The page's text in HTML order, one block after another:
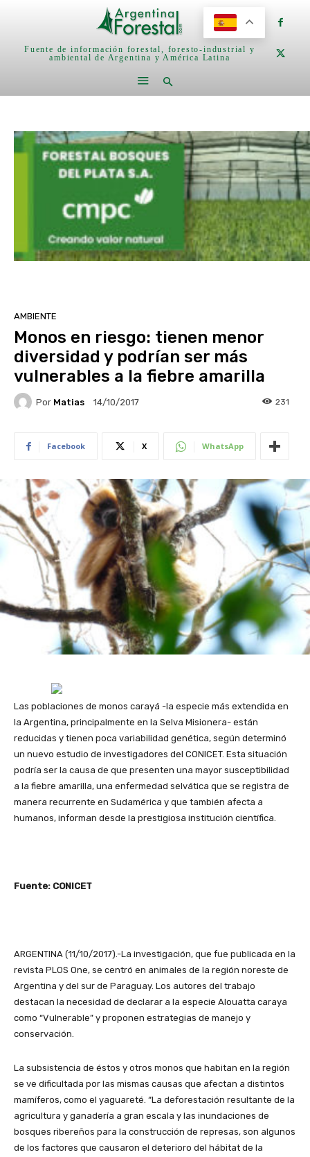
Fuente de información forestal, foresto-industrial y
ambiental de Argentina y América Latina
AMBIENTE
Monos en riesgo: tienen menor
diversidad y podrían ser más
vulnerables a la fiebre amarilla
Por Matias 14/10/2017 231
Facebook X WhatsApp
Las poblaciones de monos carayá -la especie más extendida en
la Argentina, principalmente en la Selva Misionera- están
reducidas y tienen poca variabilidad genética, según determinó
un nuevo estudio de investigadores del CONICET. Esta situación
podría ser la causa de que presenten una mayor susceptibilidad
a la fiebre amarilla, una enfermedad selvática que se registra de
manera recurrente en Sudamérica y que también afecta a
humanos, informan desde la prestigiosa institución científica.
Fuente: CONICET
ARGENTINA (11/10/2017).-La investigación, que fue publicada en la
revista PLOS One, se centró en animales de la región noreste de
Argentina y del sur de Paraguay. Los autores del trabajo
destacan la necesidad de declarar a la especie Alouatta caraya
como “Vulnerable” y proponen estrategias de manejo y
conservación.
La subsistencia de éstos y otros monos que habitan en la región
se ve dificultada por las mismas causas que afectan a distintos
mamíferos, como el yaguareté. “La deforestación resultante de la
agricultura y ganadería a gran escala y las inundaciones de
bosques ribereños para la construcción de represas, son algunos
de los factores que causaron el deterioro del hábitat de la